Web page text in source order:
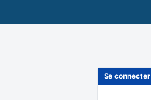
Se connecter